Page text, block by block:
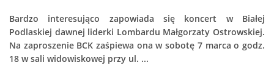
Bardzo interesująco zapowiada się koncert w Białej
Podlaskiej dawnej liderki Lombardu Małgorzaty Ostrowskiej.
Na zaproszenie BCK zaśpiewa ona w sobotę 7 marca o godz.
18 w sali widowiskowej przy ul. ...